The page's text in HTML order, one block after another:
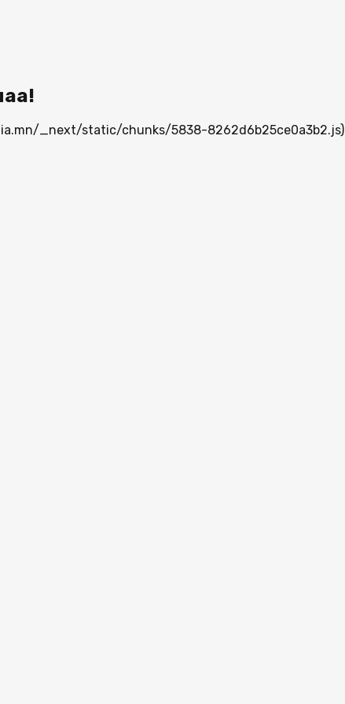
_next/static/chunks/5838-8262d6b25ce0a3b2.js)